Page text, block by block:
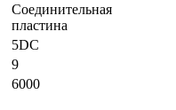
Соединительная
пластина
5DC
9
6000